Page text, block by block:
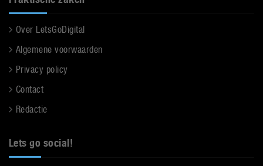
Over LetsGoDigital
Algemene voorwaarden
Privacy policy
Contact
Redactie
Lets go social!